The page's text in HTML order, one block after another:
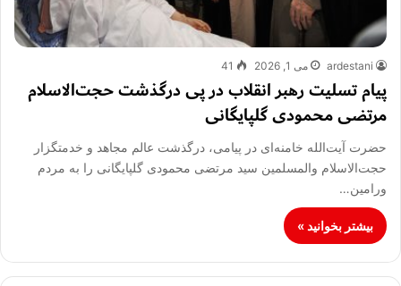
ardestani می 1, 2026 41
پیام تسلیت رهبر انقلاب در پی درگذشت حجت‌الاسلام
مرتضی محمودی گلپایگانی
حضرت آیت‌الله خامنه‌ای در پیامی، درگذشت عالم مجاهد و خدمتگزار
حجت‌الاسلام والمسلمین سید مرتضی محمودی گلپایگانی را به مردم
ورامین…
بیشتر بخوانید »